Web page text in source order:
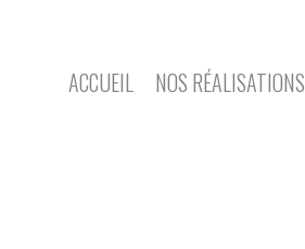
ACCUEIL NOS RÉALISATIONS